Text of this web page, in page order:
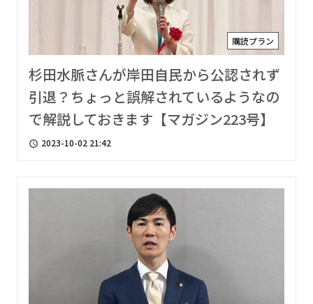
購読プラン
杉田水脈さんが岸田自民から公認されず
引退？ちょっと誤解されているようなの
で解説しておきます【マガジン223号】
access_time 2023-10-02 21:42